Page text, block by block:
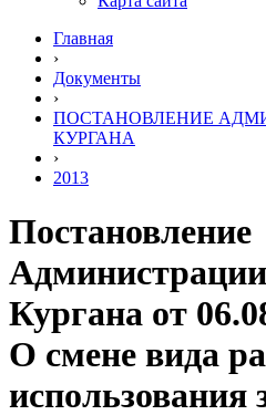
Главная
›
Документы
›
ПОСТАНОВЛЕНИЕ
КУРГАНА
›
2013
Постановление
Кургана от
О смене вида
использования